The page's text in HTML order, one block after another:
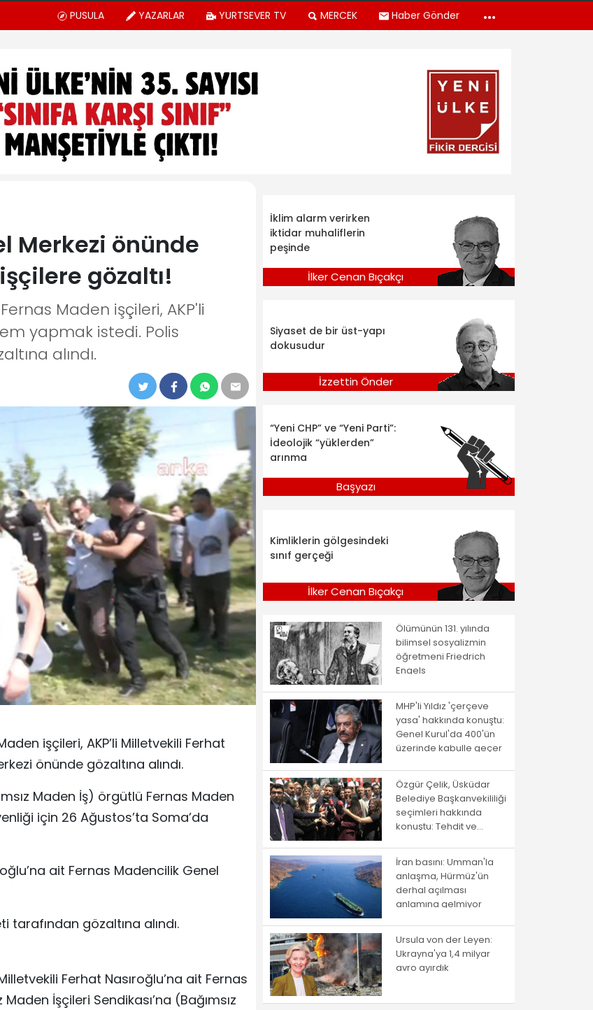
PUSULA YAZARLAR YURTSEVER TV MERCEK Haber Gönder
Merkezi önünde
gözaltı!
Maden işçileri, AKP'li
yapmak istedi. Polis
alındı.
işçileri, AKP’li Milletvekili Ferhat
önünde gözaltına alındı.
Maden İş) örgütlü Fernas Maden
için 26 Ağustos’ta Soma’da
ait Fernas Madencilik Genel
tarafından gözaltına alındı.
Ferhat Nasıroğlu’na ait Fernas
İşçileri Sendikası’na (Bağımsız
İklim alarm verirken
iktidar muhaliflerin
peşinde
İlker Cenan Bıçakçı
Siyaset de bir üst-yapı
dokusudur
İzzettin Önder
“Yeni CHP” ve “Yeni Parti”:
İdeolojik “yüklerden”
arınma
Başyazı
Kimliklerin gölgesindeki
sınıf gerçeği
İlker Cenan Bıçakçı
Ölümünün 131. yılında
bilimsel sosyalizmin
öğretmeni Friedrich
Engels
MHP'li Yıldız 'çerçeve
yasa' hakkında konuştu:
Genel Kurul'da 400'ün
üzerinde kabulle geçer
Özgür Çelik, Üsküdar
Belediye Başkanvekililiği
seçimleri hakkında
konuştu: Tehdit ve
çalıştılar
İran basını: Umman'la
anlaşma, Hürmüz'ün
derhal açılması
anlamına gelmiyor
Ursula von der Leyen:
Ukrayna'ya 1,4 milyar
avro ayırdık